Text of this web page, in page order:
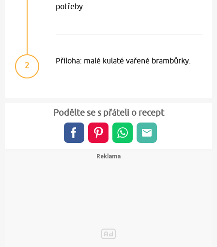
potřeby.
2 Příloha: malé kulaté vařené brambůrky.
Podělte se s přáteli o recept